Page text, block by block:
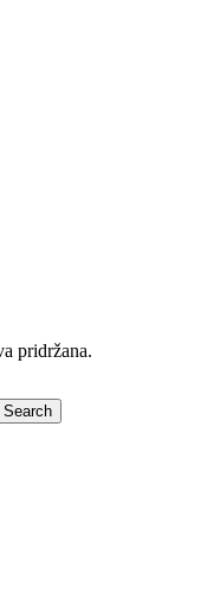
pridržana.
Search